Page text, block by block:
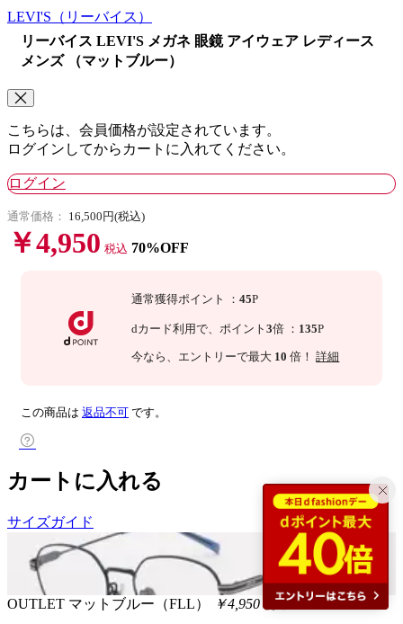
LEVI'S （リーバイス）
リーバイス LEVI'S メガネ 眼鏡 アイウェア レディース
メンズ （マットブルー）
こちらは、会員価格が設定されています。
ログインしてからカートに入れてください。
ログイン
通常価格： 16,500円(税込)
￥4,950 税込 70%OFF
通常獲得ポイント ：45P
dカード利用で、ポイント3倍 ： 135P
今なら 、エントリーで最大 10 倍！詳細
この商品は 返品不可 です。
カートに入れる
サイズガイド
OUTLET マットブルー（FLL） ￥4,950 税込